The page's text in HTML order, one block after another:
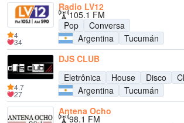
Radio LV12
105.1 FM
Pop
Conversa
Argentina
Tucumán
4
34
DJS CLUB
Eletrônica
House Disco
Argentina
Tucumán
4.7
27
Antena Ocho
98.1 FM